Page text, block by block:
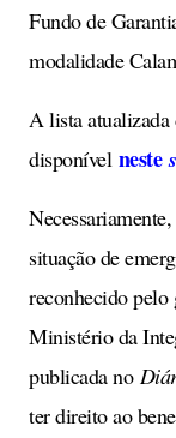
Fundo de
modalidade
A lista
disponível neste
situação de
reconhecido pelo
Ministério da
publicada no
ter direito ao